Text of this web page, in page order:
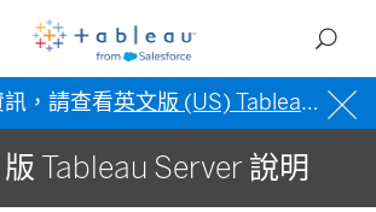
，請查看英文版 (US) Tableau 說明
Tableau Server 說明